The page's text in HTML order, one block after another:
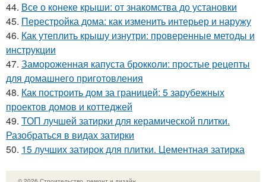
44. Все о конеке крыши: от знакомства до установки
45. Перестройка дома: как изменить интерьер и наружу
46. Как утеплить крышу изнутри: проверенные методы и
инструкции
47. Замороженная капуста брокколи: простые рецепты
для домашнего приготовления
48. Как построить дом за границей: 5 зарубежных
проектов домов и коттеджей
49. ТОП лучшей затирки для керамической плитки.
Разобраться в видах затирки
50. 15 лучших затирок для плитки. Цементная затирка